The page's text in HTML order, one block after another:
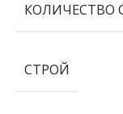
КОЛИЧЕСТВО
СТРОЙ